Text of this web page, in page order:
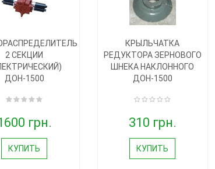
2 СЕКЦИИ
ДОН-1500
грн.
КУПИТЬ
КРЫЛЬЧАТКА
РЕДУКТОРА ЗЕРНОВОГО
ШНЕКА НАКЛОННОГО
ДОН-1500
310 грн.
КУПИТЬ